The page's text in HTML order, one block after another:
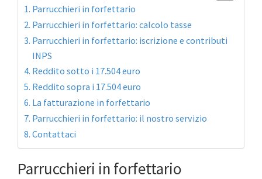
Parrucchieri in forfettario
Parrucchieri in forfettario: calcolo tasse
Parrucchieri in forfettario: iscrizione e contributi
INPS
Reddito sotto i 17.504 euro
Reddito sopra i 17.504 euro
La fatturazione in forfettario
Parrucchieri in forfettario: il nostro servizio
Contattaci
Parrucchieri in forfettario